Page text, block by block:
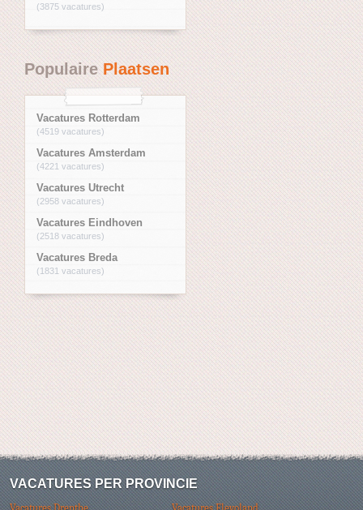
(3875 vacatures)
PopulairePlaatsen
Vacatures Rotterdam
(4519 vacatures)
Vacatures Amsterdam
(4221 vacatures)
Vacatures Utrecht
(2958 vacatures)
Vacatures Eindhoven
(2518 vacatures)
Vacatures Breda
(1831 vacatures)
VACATURES PER PROVINCIE